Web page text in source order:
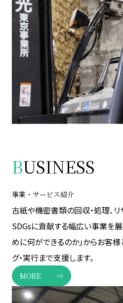
BUSINESS
事業・サービス紹介
古紙や機密書類の回収・処理、
SDGsに貢献する幅広い事業を展
めに何ができるのか」からお客
グ・実行まで支援します。
MORE